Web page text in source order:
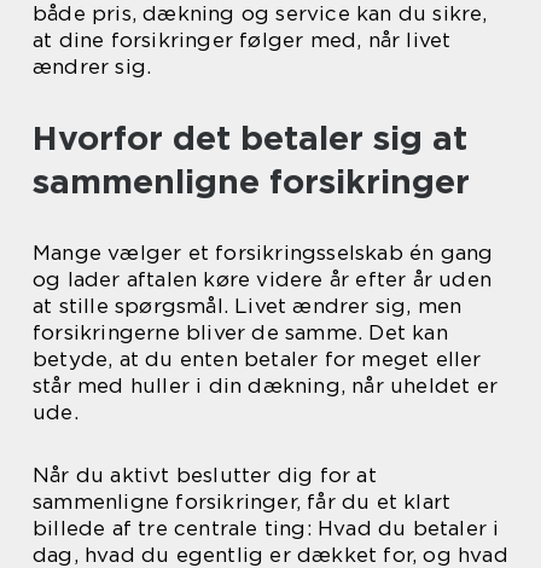
både pris, dækning og service kan du sikre,
at dine forsikringer følger med, når livet
ændrer sig.
Hvorfor det betaler sig at
sammenligne forsikringer
Mange vælger et forsikringsselskab én gang
og lader aftalen køre videre år efter år uden
at stille spørgsmål. Livet ændrer sig, men
forsikringerne bliver de samme. Det kan
betyde, at du enten betaler for meget eller
står med huller i din dækning, når uheldet er
ude.
Når du aktivt beslutter dig for at
sammenligne forsikringer, får du et klart
billede af tre centrale ting: Hvad du betaler i
dag, hvad du egentlig er dækket for, og hvad